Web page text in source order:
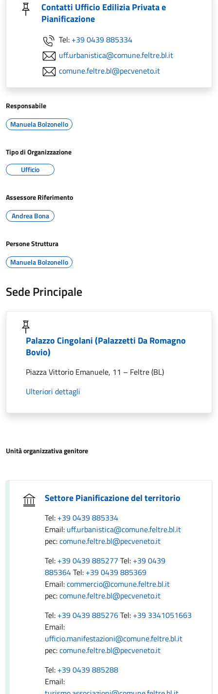
Contatti Ufficio Edilizia Privata e
Pianificazione
Tel: +39 0439 885334
uff.urbanistica@comune.feltre.bl.it
comune.feltre.bl@pecveneto.it
Responsabile
Manuela Bolzonello
Tipo di Organizzazione
Ufficio
Assessore Riferimento
Andrea Bona
Persone Struttura
Manuela Bolzonello
Sede Principale
Palazzo Cingolani (Palazzetti Da Romagno
Bovio)
Piazza Vittorio Emanuele, 11 – Feltre (BL)
Ulteriori dettagli
Unità organizzativa genitore
Settore Pianificazione del territorio
Tel: +39 0439 885334
Email: uff.urbanistica@comune.feltre.bl.it
pec:comune.feltre.bl@pecveneto.it
Tel: +39 0439 885277 Tel: +39 0439
885364Tel: +39 0439 885369
Email:commercio@comune.feltre.bl.it
pec:comune.feltre.bl@pecveneto.it
Tel: +39 0439 885276Tel: +39 3341051663
Email:
ufficio.manifestazioni@comune.feltre.bl.it
pec:comune.feltre.bl@pecveneto.it
Tel: +39 0439 885288
Email: